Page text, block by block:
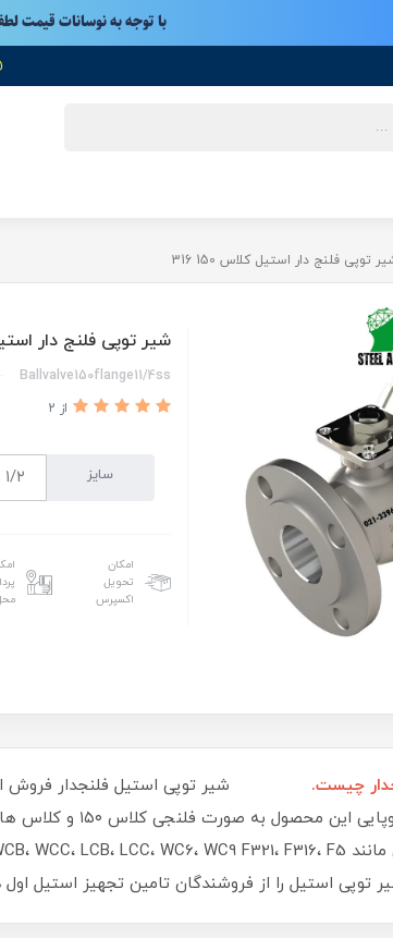
با توجه به نوسانات قیمت
توپی فلنج دار استیل کلاس 150 316
شیر توپی فلنج دار استیل
Ballvalve150flange11/4ss
از 2
سایز
امکان
تحویل
اکسپرس
چیست.
شیر توپی استیل را از فروشندگان تامین